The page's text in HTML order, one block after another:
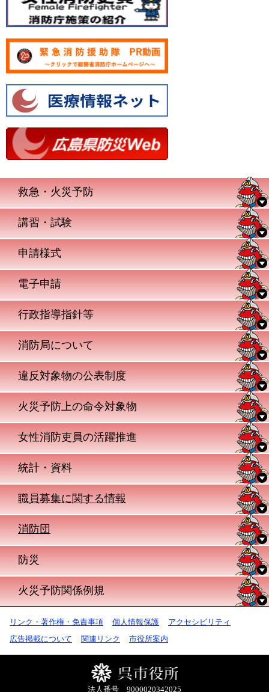
救急・火災予防
講習・試験
申請様式
電子申請
行政指導指針等
消防局について
違反対象物の公表制度
火災予防上の命令対象物
女性消防吏員の活躍推進
統計・資料
職員募集に関する情報
消防団
防災
火災予防関係例規
リンク・著作権・免責事項 個人情報保護
アクセシビリティ
広告掲載について
関連リンク 市役所案内
法人番号 9000020342025